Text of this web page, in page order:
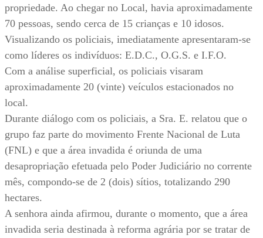
propriedade. Ao chegar no Local, havia aproximadamente
70 pessoas, sendo cerca de 15 crianças e 10 idosos.
Visualizando os policiais, imediatamente apresentaram-se
como líderes os indivíduos: E.D.C., O.G.S. e I.F.O.
Com a análise superficial, os policiais visaram
aproximadamente 20 (vinte) veículos estacionados no
local.
Durante diálogo com os policiais, a Sra. E. relatou que o
grupo faz parte do movimento Frente Nacional de Luta
(FNL) e que a área invadida é oriunda de uma
desapropriação efetuada pelo Poder Judiciário no corrente
mês, compondo-se de 2 (dois) sítios, totalizando 290
hectares.
A senhora ainda afirmou, durante o momento, que a área
invadida seria destinada à reforma agrária por se tratar de